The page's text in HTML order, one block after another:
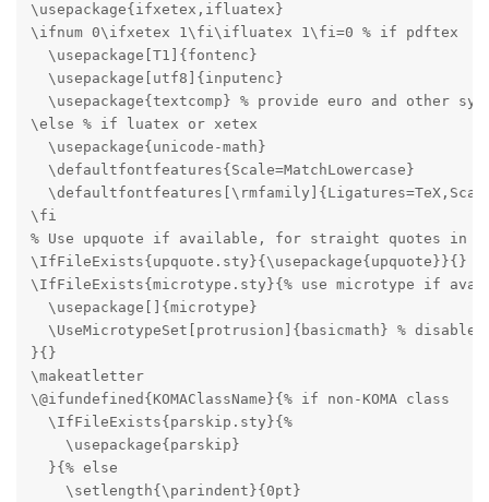
\usepackage{ifxetex,ifluatex}
\ifnum 0\ifxetex 1\fi\ifluatex 1\fi=0 % if pdftex
  \usepackage[T1]{fontenc}
  \usepackage[utf8]{inputenc}
\usepackage{textcomp} % provide euro and other
\else % if luatex or xetex
  \usepackage{unicode-math}
  \defaultfontfeatures{Scale=MatchLowercase}
\fi
% Use upquote if available, for straight quotes in
\IfFileExists{upquote.sty}{\usepackage{upquote}}{}
\IfFileExists{microtype.sty}{% use microtype if
  \usepackage[]{microtype}
\UseMicrotypeSet[protrusion]{basicmath} % disable
}{}
\makeatletter
\@ifundefined{KOMAClassName}{% if non-KOMA class
  \IfFileExists{parskip.sty}{%
    \usepackage{parskip}
  }{% else
    \setlength{\parindent}{0pt}